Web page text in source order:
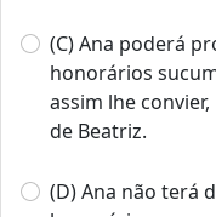
(C) Ana poderá
honorários
assim lhe
de Beatriz.
(D) Ana não terá